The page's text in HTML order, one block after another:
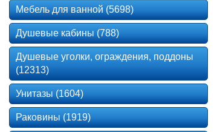
Мебель для ванной (5698)
Душевые кабины (788)
Душевые уголки, ограждения, поддоны
(12313)
Унитазы (1604)
Раковины (1919)